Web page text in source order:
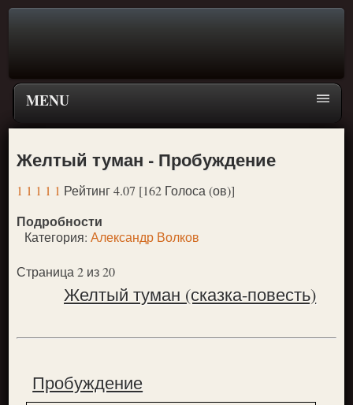
MENU
Главная страница
Поиск
ПЕРЕЙТИ К ГЛАВНОМУ МЕНЮ СКАЗОК
Новое
Желтый туман - Пробуждение
1 1 1 1 1 Рейтинг 4.07 [162 Голоса (ов)]
Подробности
Категория:Александр Волков
Страница 2 из 20
Желтый туман (сказка-повесть)
Пробуждение